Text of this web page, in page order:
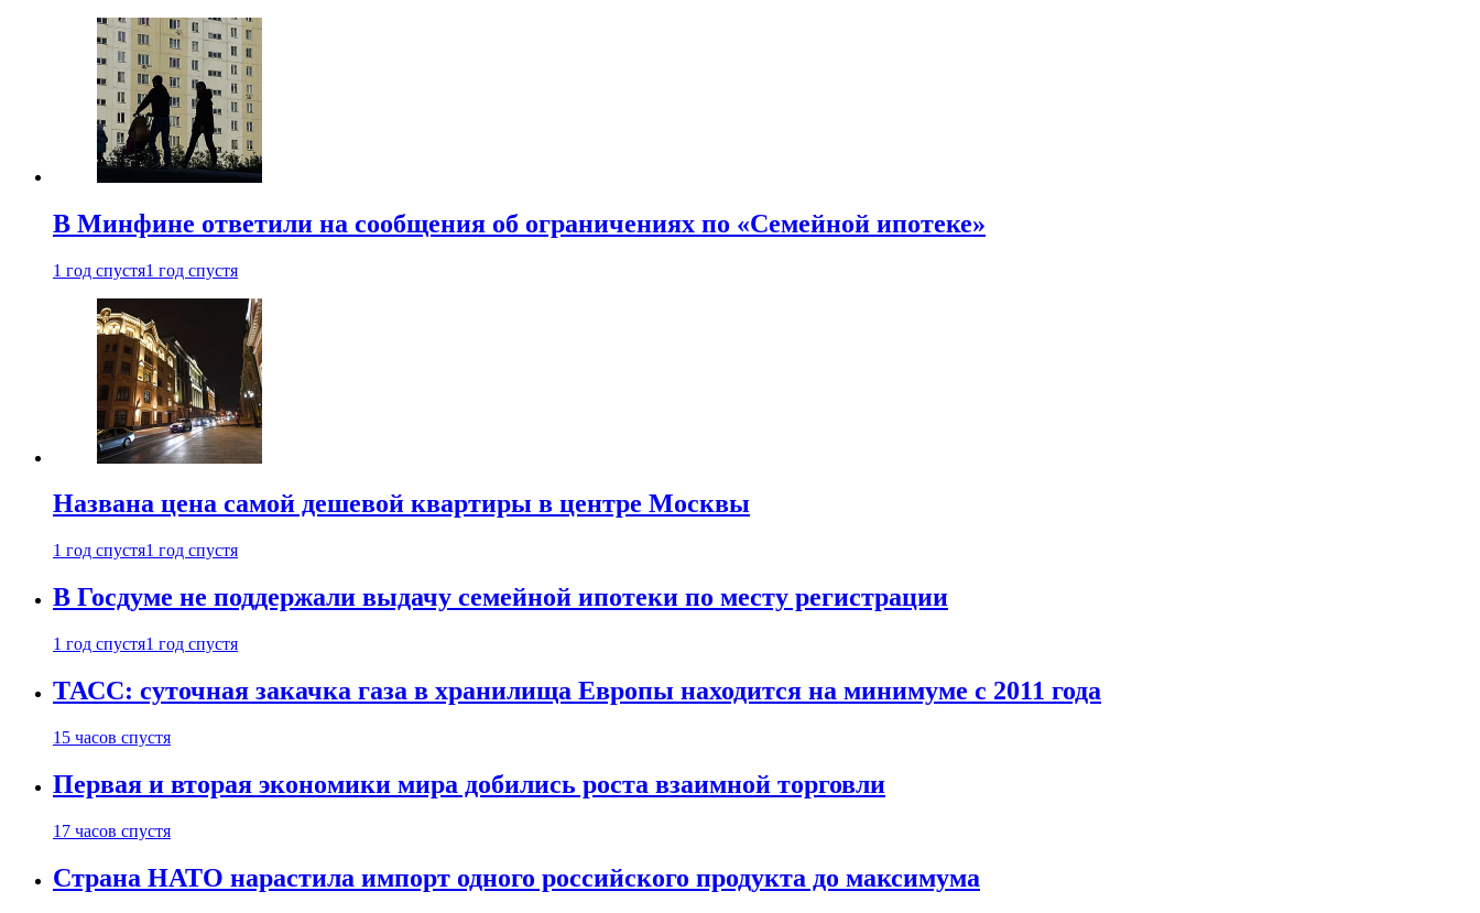
В Минфине ответили на сообщения об ограничениях по «Семейной ипотеке»
1 год спустя1 год спустя
Названа цена самой дешевой квартиры в центре Москвы
1 год спустя1 год спустя
В Госдуме не поддержали выдачу семейной ипотеки по месту регистрации
1 год спустя1 год спустя
ТАСС: суточная закачка газа в хранилища Европы находится на минимуме с 2011 года
15 часов спустя
Первая и вторая экономики мира добились роста взаимной торговли
17 часов спустя
Страна НАТО нарастила импорт одного российского продукта до максимума